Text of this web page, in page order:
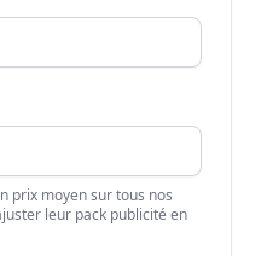
prix moyen sur tous nos
leur pack publicité en